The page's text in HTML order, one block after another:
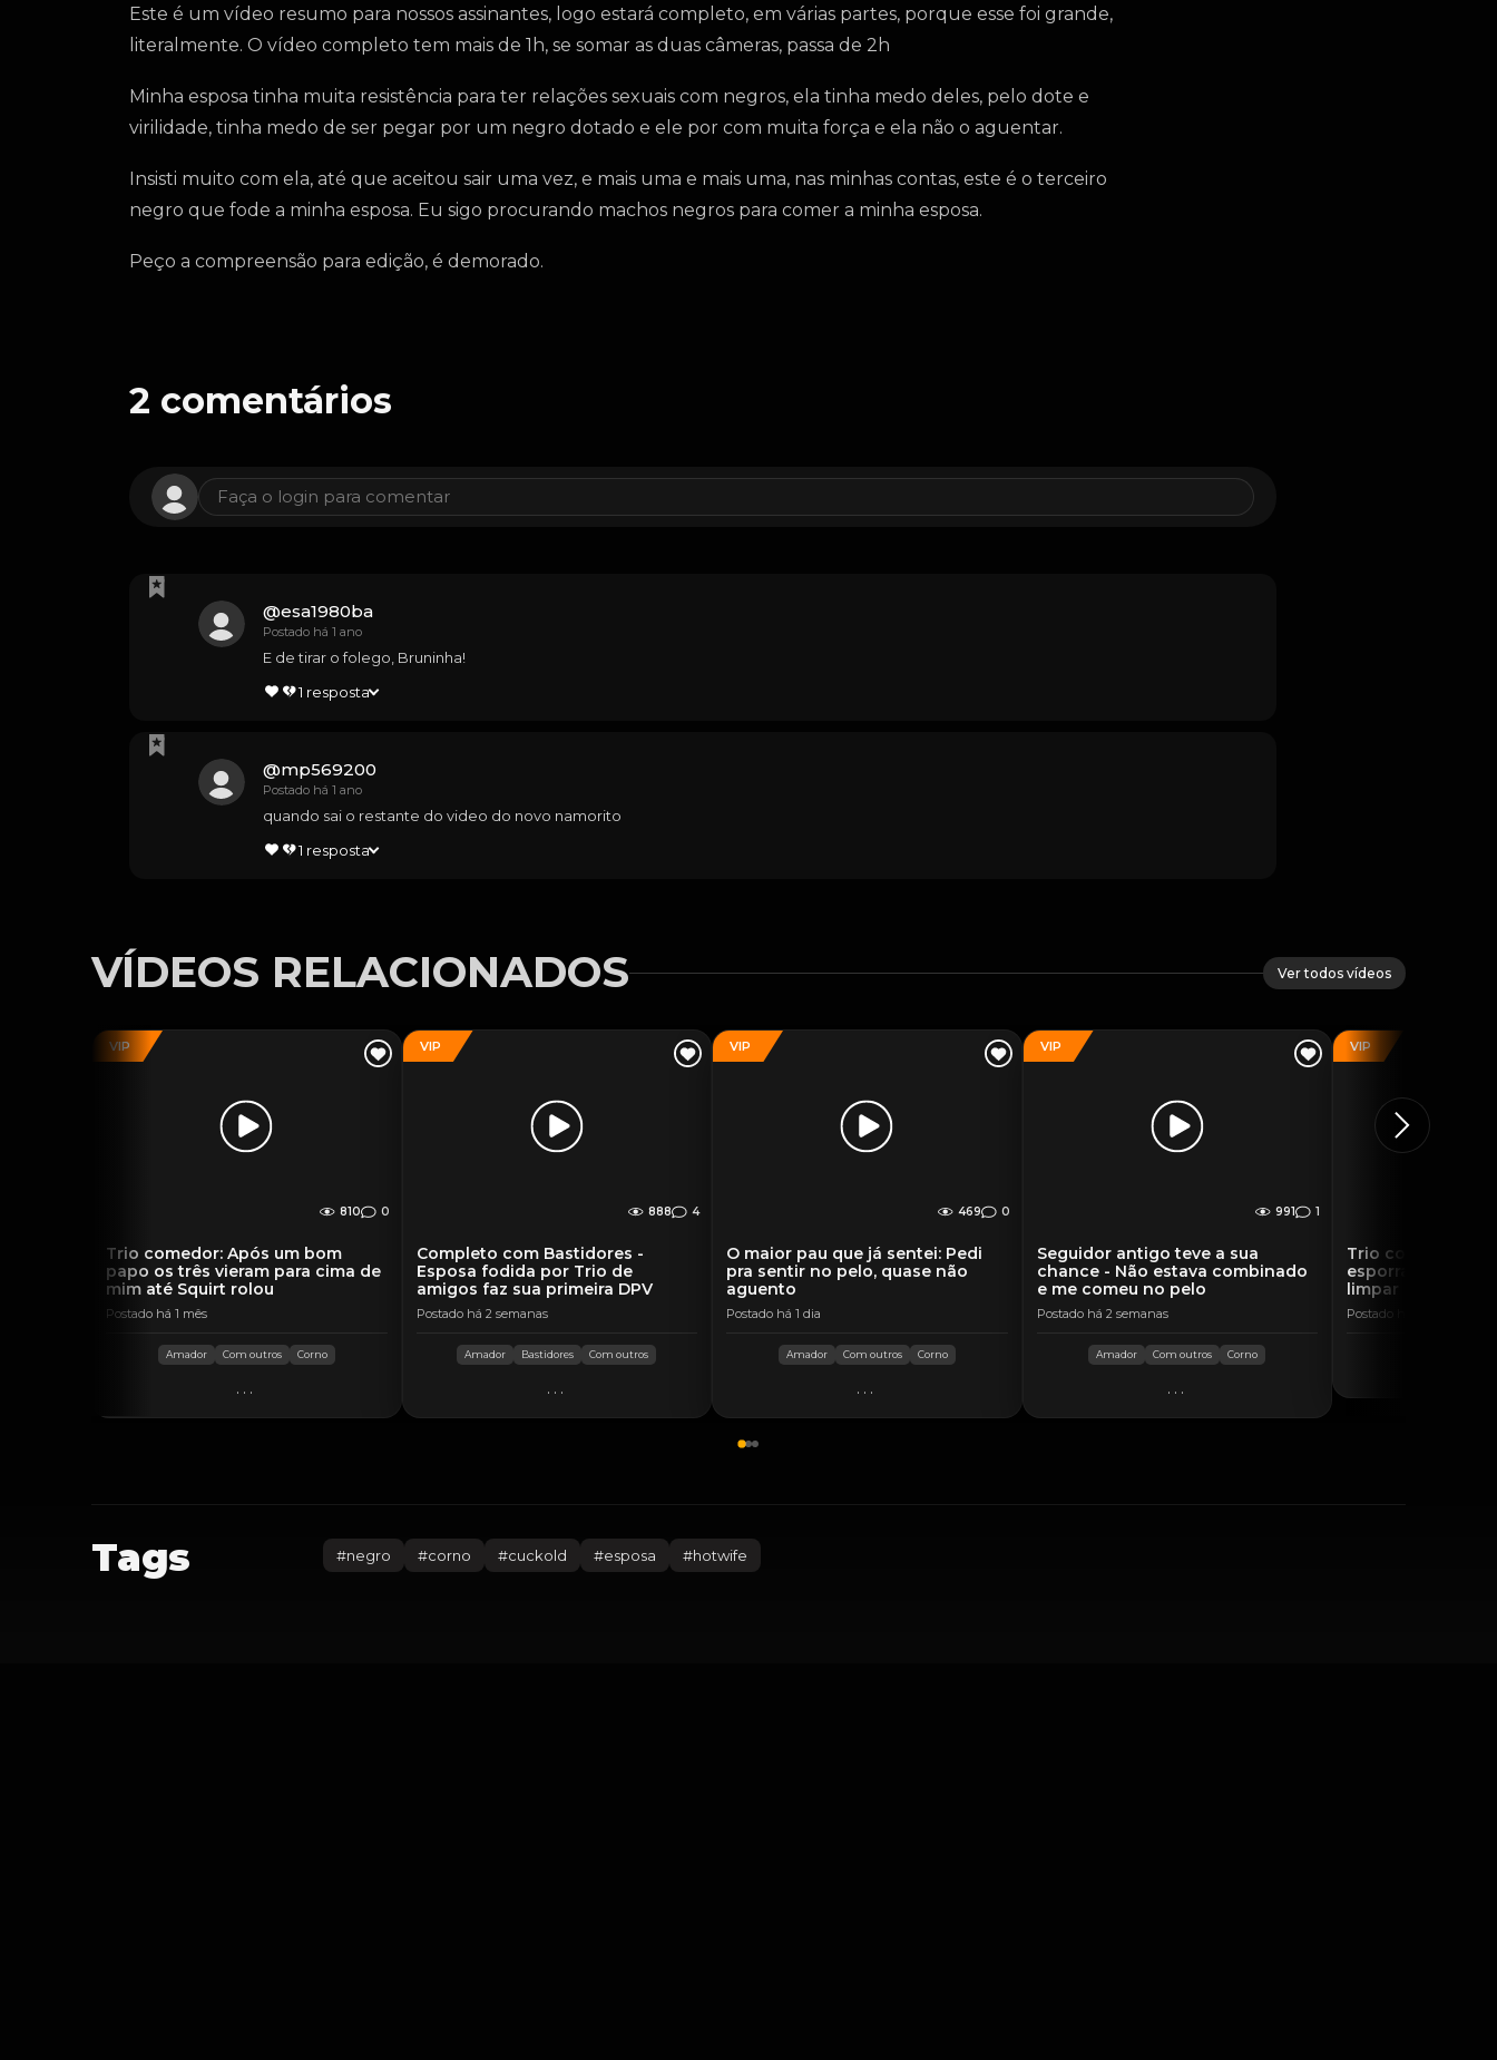
Este é um vídeo resumo para nossos assinantes, logo estará completo, em várias partes, porque esse foi grande,
literalmente. O vídeo completo tem mais de 1h, se somar as duas câmeras, passa de 2h
Minha esposa tinha muita resistência para ter relações sexuais com negros, ela tinha medo deles, pelo dote e
virilidade, tinha medo de ser pegar por um negro dotado e ele por com muita força e ela não o aguentar.
Insisti muito com ela, até que aceitou sair uma vez, e mais uma e mais uma, nas minhas contas, este é o terceiro
negro que fode a minha esposa. Eu sigo procurando machos negros para comer a minha esposa.
Peço a compreensão para edição, é demorado.
2 comentários
Faça o login para comentar
@esa1980ba
Postado há 1 ano
E de tirar o folego, Bruninha!
1 resposta
@mp569200
Postado há 1 ano
quando sai o restante do video do novo namorito
1 resposta
VÍDEOS RELACIONADOS Ver todos vídeos
VIP
810 0
Trio comedor: Após um bom
papo os três vieram para cima de
mim até Squirt rolou
Postado há 1 mês
Amador Com outros Corno
...
VIP
888 4
Completo com Bastidores -
Esposa fodida por Trio de
amigos faz sua primeira DPV
Postado há 2 semanas
Amador Bastidores Com outros
...
VIP
469 0
O maior pau que já sentei: Pedi
pra sentir no pelo, quase não
aguento
Postado há 1 dia
Amador Com outros Corno
...
VIP
991 1
Seguidor antigo teve a sua
chance - Não estava combinado
e me comeu no pelo
Postado há 2 semanas
Amador Com outros Corno
...
VIP
Trio comedor -
esporradas na
limpar
Postado há 3 semanas
Tags #negro #corno #cuckold #esposa #hotwife